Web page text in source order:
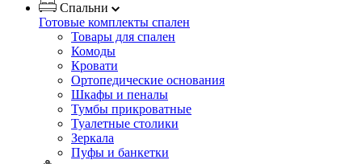
Спальни
Готовые комплекты спален
Товары для спален
Комоды
Кровати
Ортопедические основания
Шкафы и пеналы
Тумбы прикроватные
Туалетные столики
Зеркала
Пуфы и банкетки